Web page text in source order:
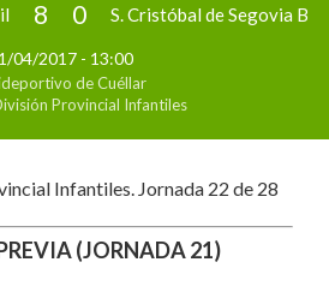
8 0 S. Cristóbal de Segovia B
04/2017 - 13:00
de Cuéllar
Provincial Infantiles
Infantiles. Jornada 22 de 28
(JORNADA 21)